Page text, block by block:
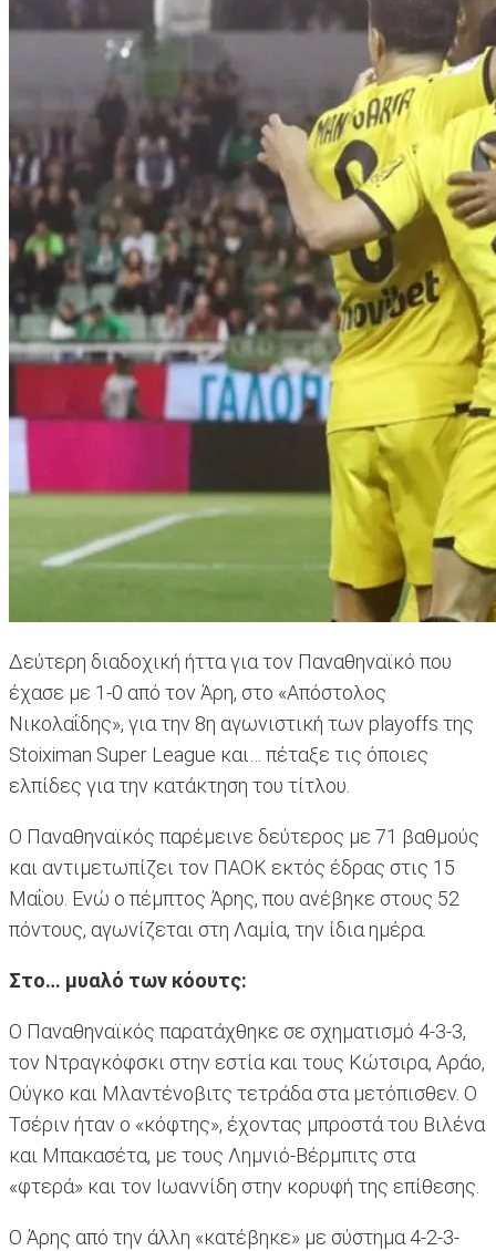
Δεύτερη διαδοχική ήττα για τον Παναθηναϊκό που
έχασε με 1-0 από τον Άρη, στο «Απόστολος
Νικολαΐδης», για την 8η αγωνιστική των playoffs της
Stoiximan Super League και… πέταξε τις όποιες
ελπίδες για την κατάκτηση του τίτλου.
Ο Παναθηναϊκός παρέμεινε δεύτερος με 71 βαθμούς
και αντιμετωπίζει τον ΠΑΟΚ εκτός έδρας στις 15
Μαΐου. Ενώ ο πέμπτος Άρης, που ανέβηκε στους 52
πόντους, αγωνίζεται στη Λαμία, την ίδια ημέρα.
Στο… μυαλό των κόουτς:
Ο Παναθηναϊκός παρατάχθηκε σε σχηματισμό 4-3-3,
τον Ντραγκόφσκι στην εστία και τους Κώτσιρα, Αράο,
Ούγκο και Μλαντένοβιτς τετράδα στα μετόπισθεν. Ο
Τσέριν ήταν ο «κόφτης», έχοντας μπροστά του Βιλένα
και Μπακασέτα, με τους Λημνιό-Βέρμπιτς στα
«φτερά» και τον Ιωαννίδη στην κορυφή της επίθεσης.
Ο Άρης από την άλλη «κατέβηκε» με σύστημα 4-2-3-